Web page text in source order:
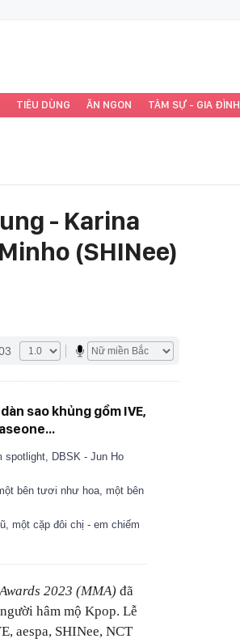
TIÊU DÙNG ĂN NGON TÂM SỰ - GIA ĐÌNH
- Karina
(SHINee)
sao khủng gồm IVE,
spotlight, DBSK - Jun Ho
bên tươi như hoa, một bên
một cặp đôi chị - em chiếm
2023 (MMA) đã
hâm mộ Kpop. Lễ
aespa, SHINee, NCT